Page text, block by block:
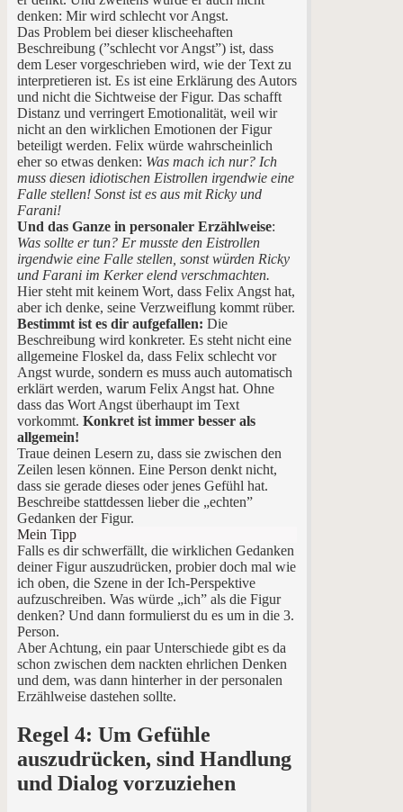
denken: Mir wird schlecht vor Angst.
Das Problem bei dieser klischeehaften
Beschreibung (”schlecht vor Angst”) ist, dass
dem Leser vorgeschrieben wird, wie der Text zu
interpretieren ist. Es ist eine Erklärung des Autors
und nicht die Sichtweise der Figur. Das schafft
Distanz und verringert Emotionalität, weil wir
nicht an den wirklichen Emotionen der Figur
beteiligt werden. Felix würde wahrscheinlich
eher so etwas denken: Was mach ich nur? Ich
muss diesen idiotischen Eistrollen irgendwie eine
Falle stellen! Sonst ist es aus mit Ricky und
Farani!
Und das Ganze in personaler Erzählweise:
Was sollte er tun? Er musste den Eistrollen
irgendwie eine Falle stellen, sonst würden Ricky
und Farani im Kerker elend verschmachten.
Hier steht mit keinem Wort, dass Felix Angst hat,
aber ich denke, seine Verzweiflung kommt rüber.
Bestimmt ist es dir aufgefallen: Die
Beschreibung wird konkreter. Es steht nicht eine
allgemeine Floskel da, dass Felix schlecht vor
Angst wurde, sondern es muss auch automatisch
erklärt werden, warum Felix Angst hat. Ohne
dass das Wort Angst überhaupt im Text
vorkommt. Konkret ist immer besser als
allgemein!
Traue deinen Lesern zu, dass sie zwischen den
Zeilen lesen können. Eine Person denkt nicht,
dass sie gerade dieses oder jenes Gefühl hat.
Beschreibe stattdessen lieber die „echten”
Gedanken der Figur.
Mein Tipp
Falls es dir schwerfällt, die wirklichen Gedanken
deiner Figur auszudrücken, probier doch mal wie
ich oben, die Szene in der Ich-Perspektive
aufzuschreiben. Was würde „ich” als die Figur
denken? Und dann formulierst du es um in die 3.
Person.
Aber Achtung, ein paar Unterschiede gibt es da
schon zwischen dem nackten ehrlichen Denken
und dem, was dann hinterher in der personalen
Erzählweise dastehen sollte.
Regel 4: Um Gefühle
auszudrücken, sind Handlung
und Dialog vorzuziehen